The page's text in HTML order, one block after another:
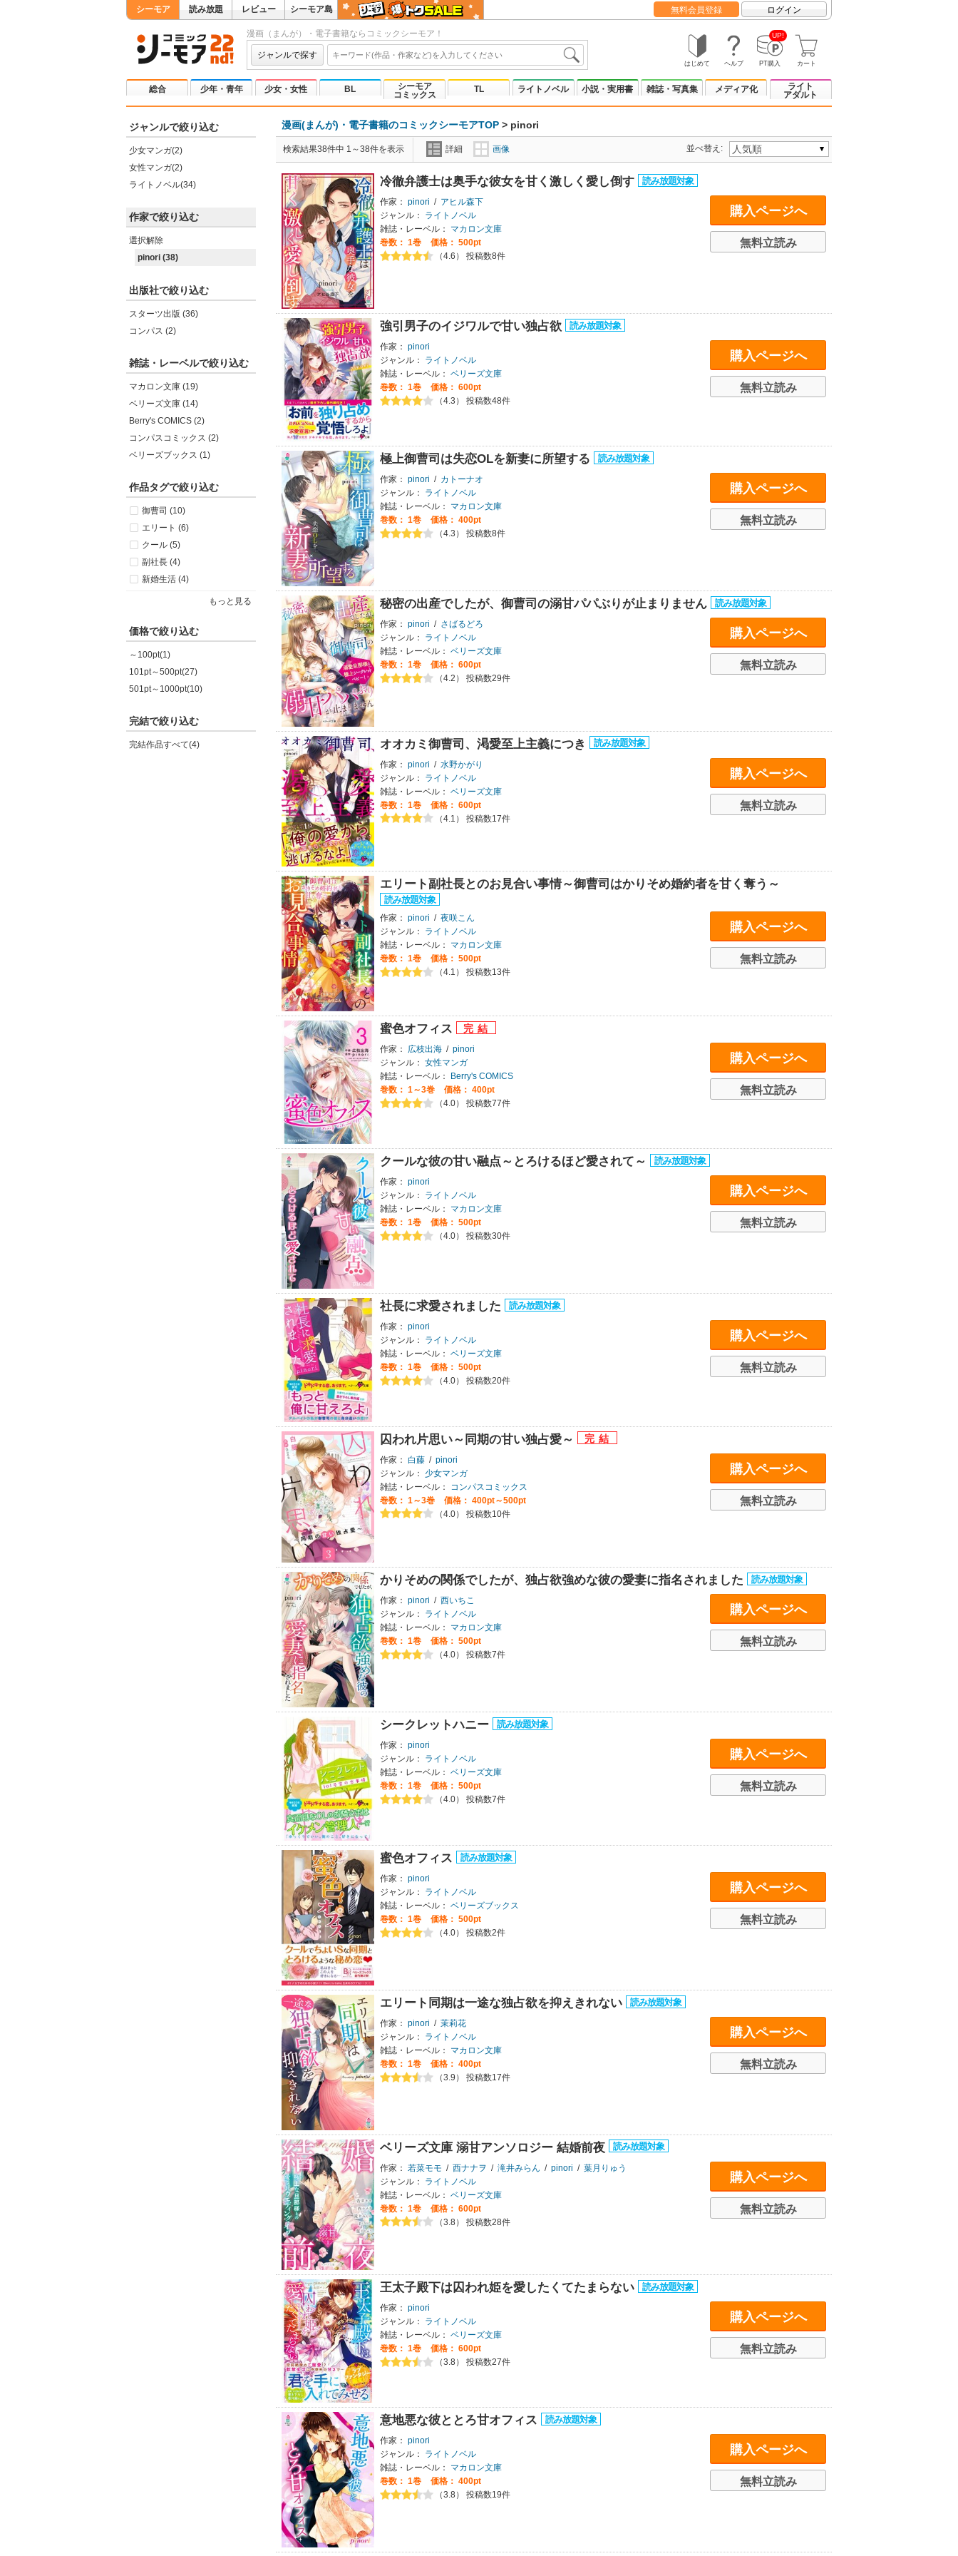
シーモア 読み放題 レビュー シーモア島 無料会員登録 ログイン
漫画（まんが）・電子書籍ならコミックシーモア！
ジャンルで探す
はじめて ヘルプ
UP!
PT購入 カート
総合 少年・青年 少女・女性 BL
シーモア
コミックス
TL ライトノベル 小説・実用書 雑誌・写真集 メディア化
ライト
アダルト
ジャンルで絞り込む
少女マンガ(2)
女性マンガ(2)
ライトノベル(34)
作家で絞り込む
選択解除
pinori (38)
出版社で絞り込む
スターツ出版 (36)
コンパス (2)
雑誌・レーベルで絞り込む
マカロン文庫 (19)
ベリーズ文庫 (14)
Berry's COMICS (2)
コンパスコミックス (2)
ベリーズブックス (1)
作品タグで絞り込む
御曹司 (10)
エリート (6)
クール (5)
副社長 (4)
新婚生活 (4)
もっと見る
価格で絞り込む
～100pt(1)
101pt～500pt(27)
501pt～1000pt(10)
完結で絞り込む
完結作品すべて(4)
漫画(まんが)・電子書籍のコミックシーモアTOP > pinori
検索結果38件中 1～38件を表示 詳細 画像 並べ替え:
冷徹弁護士は奥手な彼女を甘く激しく愛し倒す
作家： pinori / アヒル森下
ジャンル：
ライトノベル
雑誌・レーベル：
マカロン文庫
巻数： 1巻
価格： 500pt
（4.6） 投稿数8件
購入ページへ
無料立読み
強引男子のイジワルで甘い独占欲
作家： pinori
ジャンル：
ライトノベル
雑誌・レーベル： ベリーズ文庫
巻数： 1巻
価格： 600pt
（4.3） 投稿数48件
購入ページへ
無料立読み
極上御曹司は失恋OLを新妻に所望する
作家： pinori / カトーナオ
ジャンル：
ライトノベル
雑誌・レーベル：
マカロン文庫
巻数： 1巻
価格： 400pt
（4.3） 投稿数8件
購入ページへ
無料立読み
秘密の出産でしたが、御曹司の溺甘パパぶりが止まりません
作家： pinori / さばるどろ
ジャンル：
ライトノベル
雑誌・レーベル： ベリーズ文庫
巻数： 1巻
価格： 600pt
（4.2） 投稿数29件
購入ページへ
無料立読み
オオカミ御曹司、渇愛至上主義につき
作家： pinori / 水野かがり
ジャンル：
ライトノベル
雑誌・レーベル： ベリーズ文庫
巻数： 1巻
価格： 600pt
（4.1） 投稿数17件
購入ページへ
無料立読み
エリート副社長とのお見合い事情～御曹司はかりそめ婚約者を甘く奪う～
作家： pinori / 夜咲こん
ジャンル：
ライトノベル
雑誌・レーベル：
マカロン文庫
巻数： 1巻
価格： 500pt
（4.1） 投稿数13件
購入ページへ
無料立読み
蜜色オフィス
作家： 広枝出海 / pinori
ジャンル： 女性マンガ
雑誌・レーベル：
Berry's COMICS
巻数： 1～3巻
価格： 400pt
（4.0） 投稿数77件
購入ページへ
無料立読み
クールな彼の甘い融点～とろけるほど愛されて～
作家： pinori
ジャンル：
ライトノベル
雑誌・レーベル：
マカロン文庫
巻数： 1巻
価格： 500pt
（4.0） 投稿数30件
購入ページへ
無料立読み
社長に求愛されました
作家： pinori
ジャンル：
ライトノベル
雑誌・レーベル： ベリーズ文庫
巻数： 1巻
価格： 500pt
（4.0） 投稿数20件
購入ページへ
無料立読み
囚われ片思い～同期の甘い独占愛～
作家： 白藤 / pinori
ジャンル：
少女マンガ
雑誌・レーベル：
コンパスコミックス
巻数： 1～3巻
価格： 400pt～500pt
（4.0） 投稿数10件
購入ページへ
無料立読み
かりそめの関係でしたが、独占欲強めな彼の愛妻に指名されました
作家： pinori / 西いちこ
ジャンル：
ライトノベル
雑誌・レーベル：
マカロン文庫
巻数： 1巻
価格： 500pt
（4.0） 投稿数7件
購入ページへ
無料立読み
シークレットハニー
作家： pinori
ジャンル：
ライトノベル
雑誌・レーベル： ベリーズ文庫
巻数： 1巻
価格： 500pt
（4.0） 投稿数7件
購入ページへ
無料立読み
蜜色オフィス
作家： pinori
ジャンル：
ライトノベル
雑誌・レーベル： ベリーズブックス
巻数： 1巻
価格： 500pt
（4.0） 投稿数2件
購入ページへ
無料立読み
エリート同期は一途な独占欲を抑えきれない
作家： pinori / 茉莉花
ジャンル：
ライトノベル
雑誌・レーベル：
マカロン文庫
巻数： 1巻
価格： 400pt
（3.9） 投稿数17件
購入ページへ
無料立読み
ベリーズ文庫 溺甘アンソロジー 結婚前夜
作家： 若菜モモ / 西ナナヲ / 滝井みらん / pinori / 葉月りゅう
ジャンル：
ライトノベル
雑誌・レーベル： ベリーズ文庫
巻数： 1巻
価格： 600pt
（3.8） 投稿数28件
購入ページへ
無料立読み
王太子殿下は囚われ姫を愛したくてたまらない
作家： pinori
ジャンル：
ライトノベル
雑誌・レーベル： ベリーズ文庫
巻数： 1巻
価格： 600pt
（3.8） 投稿数27件
購入ページへ
無料立読み
意地悪な彼ととろ甘オフィス
作家： pinori
ジャンル：
ライトノベル
雑誌・レーベル：
マカロン文庫
巻数： 1巻
価格： 400pt
（3.8） 投稿数19件
購入ページへ
無料立読み